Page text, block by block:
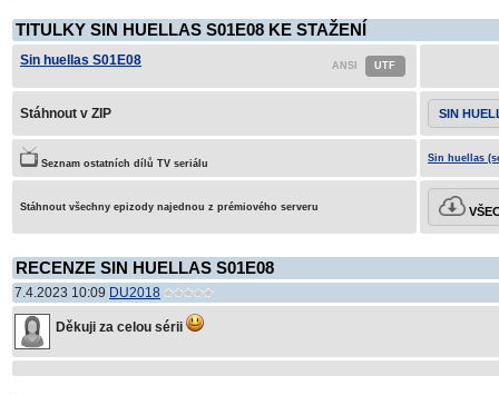
TITULKY SIN HUELLAS S01E08 KE STAŽENÍ
Sin huellas S01E08
Stáhnout v ZIP SIN
Seznam ostatních dílů TV seriálu Sin huellas
Stáhnout všechny epizody najednou z prémiového serveru
RECENZE SIN HUELLAS S01E08
7.4.2023 10:09 DU2018
Děkuji za celou sérii